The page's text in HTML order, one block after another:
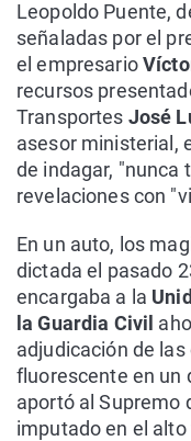
Leopoldo Puente,
señaladas por el
el empresario
recursos
Transportes José
asesor ministerial,
de indagar, "nunca
revelaciones con
En un auto, los
dictada el pasado
encargaba a la
la Guardia Civil
adjudicación de
fluorescente en un
aportó al Supremo
imputado en el